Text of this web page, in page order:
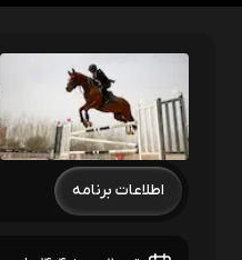
اطلاعات برنامه